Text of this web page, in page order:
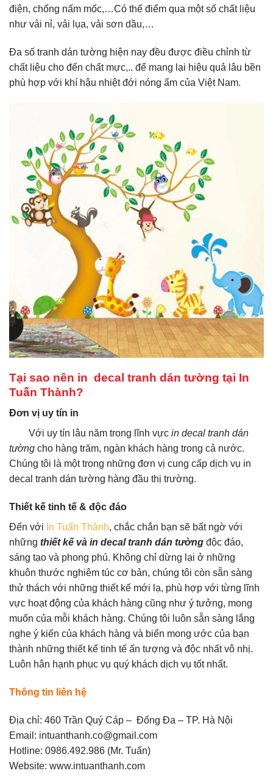
điện, chống nấm mốc,…Có thể điểm qua một số chất liệu
như vải nỉ, vải lụa, vải sơn dầu,…
Đa số tranh dán tường hiện nay đều được điều chỉnh từ
chất liệu cho đến chất mực,.. để mang lại hiệu quả lâu bền
phù hợp với khí hậu nhiệt đới nóng ẩm của Việt Nam.
Tại sao nên in decal tranh dán tường tại In
Tuấn Thành?
Đơn vị uy tín in
Với uy tín lâu năm trong lĩnh vực in decal tranh dán
tường cho hàng trăm, ngàn khách hàng trong cả nước.
Chúng tôi là một trong những đơn vị cung cấp dịch vụ in
decal tranh dán tường hàng đầu thị trường.
Thiết kế tinh tế & độc đáo
Đến với In Tuấn Thành, chắc chắn bạn sẽ bất ngờ với
những thiết kế và in decal tranh dán tường độc đáo,
sáng tạo và phong phú. Không chỉ dừng lại ở những
khuôn thước nghiêm túc cơ bản, chúng tôi còn sẵn sàng
thử thách với những thiết kế mới lạ, phù hợp với từng lĩnh
vực hoạt động của khách hàng cũng như ý tưởng, mong
muốn của mỗi khách hàng. Chúng tôi luôn sẵn sàng lắng
nghe ý kiến của khách hàng và biến mong ước của bạn
thành những thiết kế tinh tế ấn tượng và độc nhất vô nhị.
Luôn hân hạnh phục vụ quý khách dịch vụ tốt nhất.
Thông tin liên hệ
Địa chỉ: 460 Trần Quý Cáp – Đống Đa – TP. Hà Nội
Email: intuanthanh.co@gmail.com
Hotline: 0986.492.986 (Mr. Tuấn)
Website: www.intuanthanh.com